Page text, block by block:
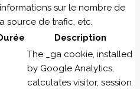
sur le nombre de
source de trafic, etc.
Description
The _ga cookie, installed
by Google Analytics,
calculates visitor, session